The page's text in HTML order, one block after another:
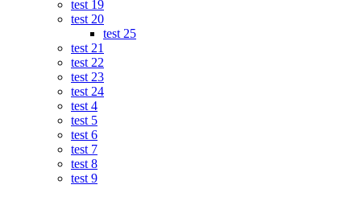
test 19
test 20
test 25
test 21
test 22
test 23
test 24
test 4
test 5
test 6
test 7
test 8
test 9